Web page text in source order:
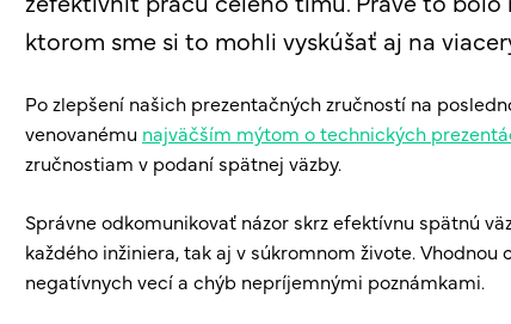
ktorom sme si to mohli vyskúšať aj na
Po zlepšení našich prezentačných zručností na
venovanému najväčším mýtom o technických
zručnostiam v podaní spätnej väzby.
Správne odkomunikovať názor skrz efektívnu spätnú
každého inžiniera, tak aj v súkromnom živote.
negatívnych vecí a chýb nepríjemnými poznámkami.